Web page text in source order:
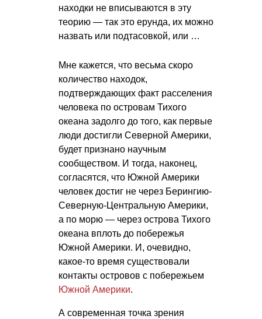
находки не вписываются в эту
теорию — так это ерунда, их можно
назвать или подтасовкой, или …
Мне кажется, что весьма скоро
количество находок,
подтверждающих факт расселения
человека по островам Тихого
океана задолго до того, как первые
люди достигли Северной Америки,
будет признано научным
сообществом. И тогда, наконец,
согласятся, что Южной Америки
человек достиг не через Берингию-
Северную-Центральную Америки,
а по морю — через острова Тихого
океана вплоть до побережья
Южной Америки. И, очевидно,
какое-то время существовали
контакты островов с побережьем
Южной Америки.
А современная точка зрения